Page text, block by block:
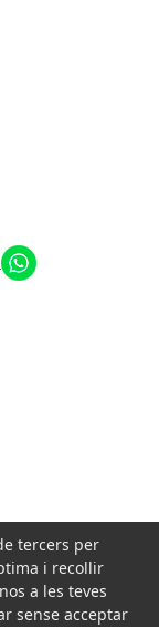
tercers per
i recollir
a les teves
sense acceptar